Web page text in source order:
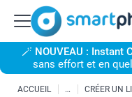
🪄 NOUVEAU : Instant
sans effort et en
ACCUEIL
CRÉER UN